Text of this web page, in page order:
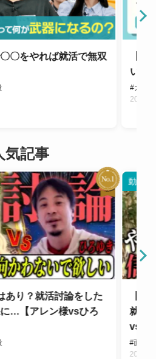
〇をやれば就活で無双
い？
#ガク
気記事
あり？就活討論をした
…【アレン様vsひろ
動画
就活
vsひ
#面接